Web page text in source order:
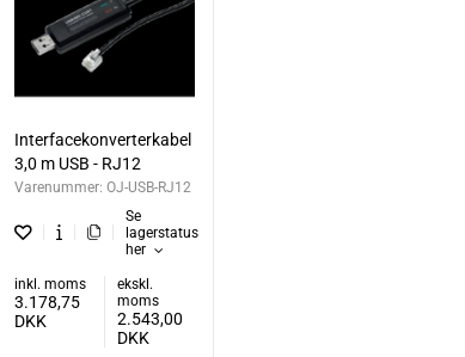
Interfacekonverterkabel
3,0 m USB - RJ12
Varenummer: OJ-USB-RJ12
Se
lagerstatus
her
inkl. moms
3.178,75
DKK
ekskl.
moms
2.543,00
DKK